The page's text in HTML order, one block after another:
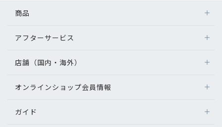
商品
アフターサービス
店舗（国内・海外）
オンラインショップ会員情報
ガイド